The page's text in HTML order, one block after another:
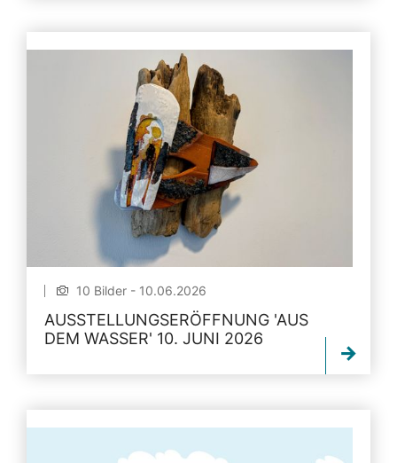
10 Bilder - 10.06.2026
AUSSTELLUNGSERÖFFNUNG 'AUS
DEM WASSER' 10. JUNI 2026